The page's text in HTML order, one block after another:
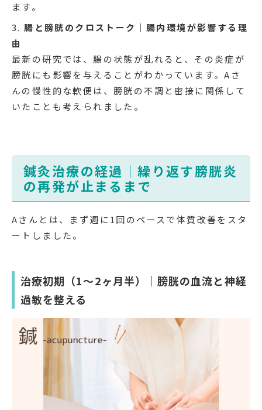
ます。
腸と膀胱のクロストーク｜腸内環境が影響する理
由
最新の研究では、腸の状態が乱れると、その炎症が
膀胱にも影響を与えることがわかっています。Aさ
んの慢性的な軟便は、膀胱の不調と密接に関係して
いたことも考えられました。
鍼灸治療の経過｜繰り返す膀胱炎
の再発が止まるまで
Aさんとは、まず週に1回のペースで体質改善をスタ
ートしました。
治療初期（1〜2ヶ月半）｜膀胱の血流と神経
過敏を整える